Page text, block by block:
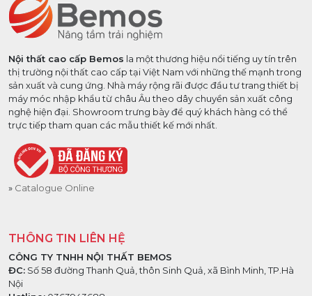
Nội thất cao cấp Bemos la một thương hiệu nổi tiếng uy tín trên
thị trường nội thất cao cấp tại Việt Nam với những thế mạnh trong
sản xuất và cung ứng. Nhà máy rộng rãi được đầu tư trang thiết bị
máy móc nhập khẩu từ châu Âu theo dây chuyền sản xuất công
nghệ hiện đại. Showroom trưng bày để quý khách hàng có thể
trực tiếp tham quan các mẫu thiết kế mới nhất.
Catalogue Online
THÔNG TIN LIÊN HỆ
CÔNG TY TNHH NỘI THẤT BEMOS
ĐC: Số 58 đường Thanh Quả, thôn Sinh Quả, xã Bình Minh, TP.Hà
Nội